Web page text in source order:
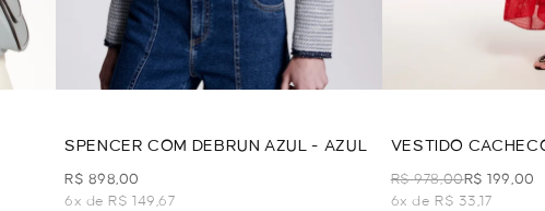
SPENCER COM DEBRUN AZUL - AZUL
R$ 898,00
6x de R$ 149,67
VESTIDO
R$ 978,00R$ 199,00
6x de R$ 33,17